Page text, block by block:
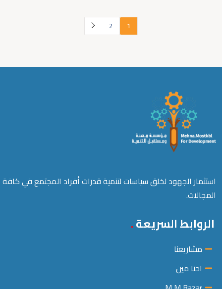
1
2
استثمار الجهود لخلق سياسات لتنمية قدرات أفراد المجتمع في كافة
المجالات.
الروابط السريعة
مشاريعنا
احنا مين